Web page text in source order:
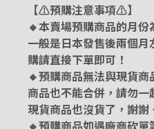
【⚠️預購注意事項⚠️】
🔸本賣場預購商品的月
一般是日本發售後兩個
購請直接下單即可！
🔸預購商品無法與現貨
商品也不能合併，請勿
現貨商品也沒貨了，謝謝
🔸預購商品如遇廠商砍